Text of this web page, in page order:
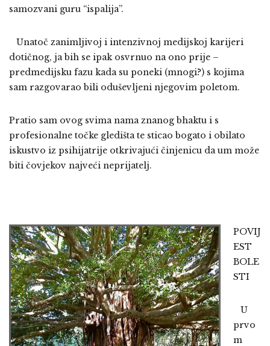
samozvani guru “ispalija”.
Unatoč zanimljivoj i intenzivnoj medijskoj karijeri
dotičnog, ja bih se ipak osvrnuo na ono prije –
predmedijsku fazu kada su poneki (mnogi?) s kojima
sam razgovarao bili oduševljeni njegovim poletom.
Pratio sam ovog svima nama znanog bhaktu i s
profesionalne točke gledišta te sticao bogato i obilato
iskustvo iz psihijatrije otkrivajući činjenicu da um može
biti čovjekov najveći neprijatelj.
POVIJ
EST
BOLE
STI
U
prvo
m